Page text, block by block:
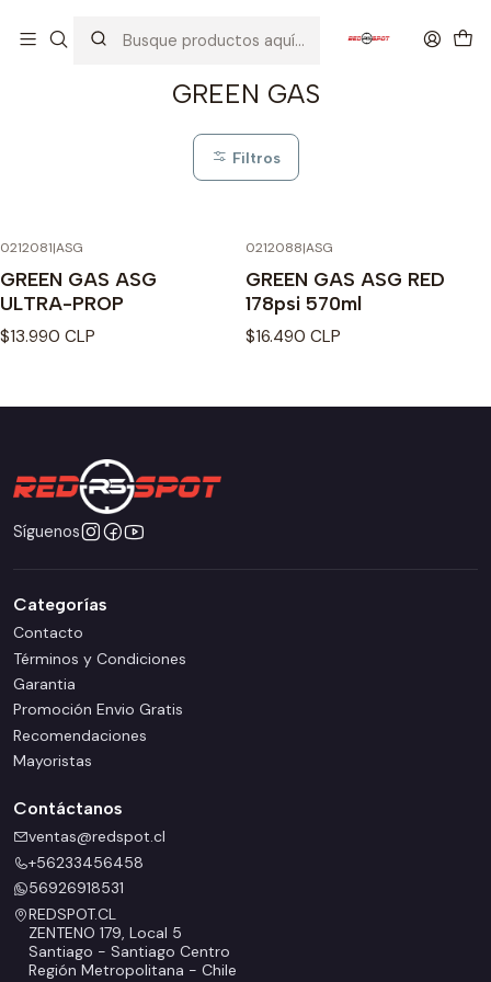
GREEN GAS
Filtros
0212081|ASG
GREEN GAS ASG
ULTRA-PROP
$13.990 CLP
0212088|ASG
GREEN GAS ASG RED
178psi 570ml
$16.490 CLP
Síguenos
Categorías
Contacto
Términos y Condiciones
Garantia
Promoción Envio Gratis
Recomendaciones
Mayoristas
Contáctanos
ventas@redspot.cl
+56233456458
56926918531
REDSPOT.CL
ZENTENO 179, Local 5
Santiago - Santiago Centro
Región Metropolitana - Chile